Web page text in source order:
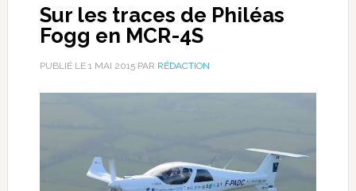
Sur les traces de Philéas
Fogg en MCR-4S
PUBLIÉ LE 1 MAI 2015PAR RÉDACTION